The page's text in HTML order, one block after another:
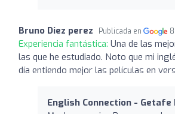
Bruno Diez perez Publicada en
Experiencia fantástica: Una de las
las que he estudiado. Noto que mi
día entiendo mejor las películas en
English Connection - Getafe